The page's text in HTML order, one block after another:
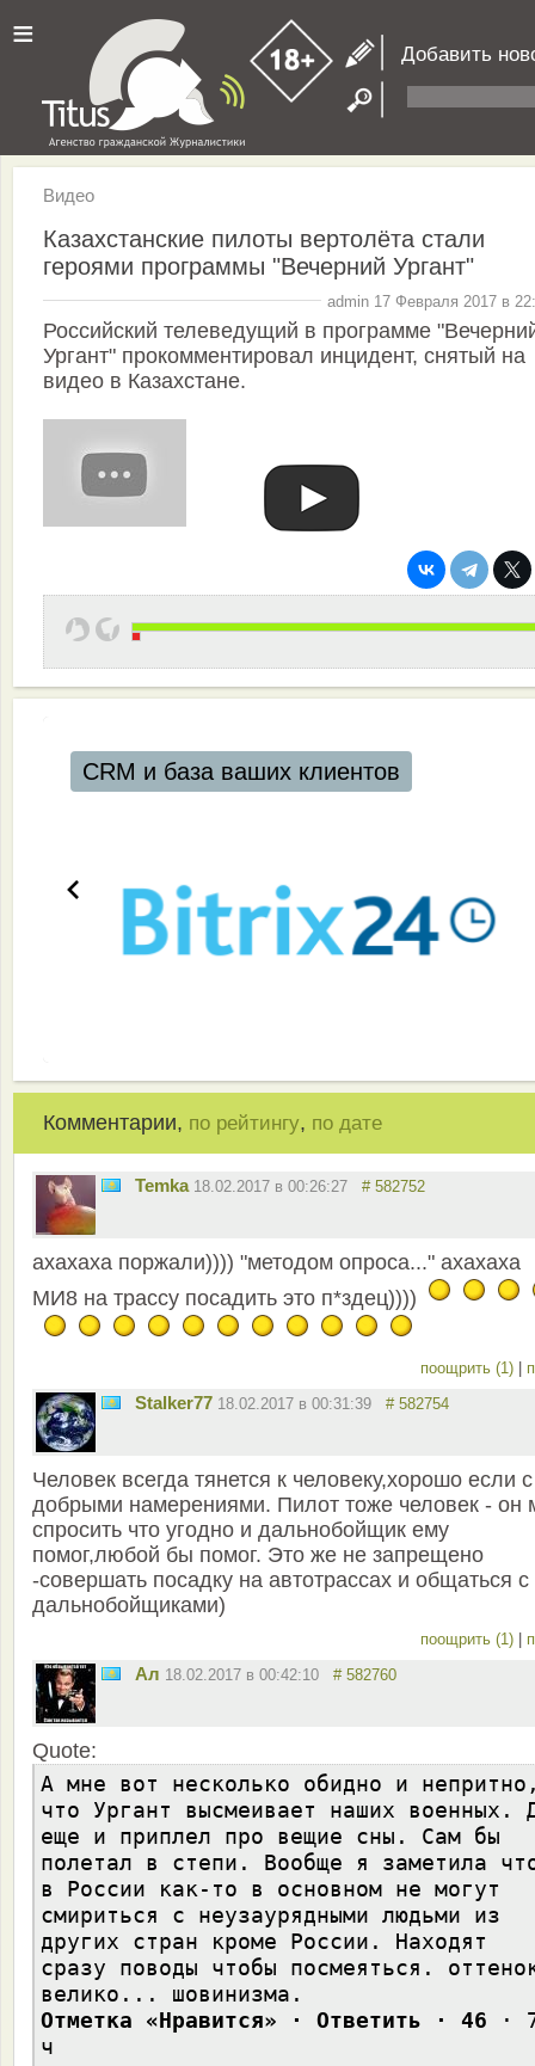
≡ Добавить
Видео
Казахстанские пилоты вертолёта стали
героями программы "Вечерний Ургант"
admin 17 Февраля 2017 в
Российский телеведущий в программе
Ургант" прокомментировал инцидент, снятый на
видео в Казахстане.
CRM и база ваших клиентов
Комментарии, по рейтингу, по дате
Temka 18.02.2017 в 00:26:27 # 582752
ахахаха поржали)))) "методом опроса..." ахахаха
МИ8 на трассу посадить это п*здец))))
поощрить (1)
Stalker77 18.02.2017 в 00:31:39 # 582754
Человек всегда тянется к человеку,хорошо если с
добрыми намерениями. Пилот тоже человек - он
спросить что угодно и дальнобойщик ему
помог,любой бы помог. Это же не запрещено
-совершать посадку на автотрассах и общаться с
дальнобойщиками)
поощрить (1)
Ал 18.02.2017 в 00:42:10 # 582760
Quote:
А мне вот несколько обидно и
что Ургант высмеивает наших военных.
еще и приплел про вещие сны. Сам бы
полетал в степи. Вообще я заметила
в России как-то в основном не могут
смириться с неузаурядными людьми из
других стран кроме России. Находят
сразу поводы чтобы посмеяться.
велико... шовинизма.
Отметка «Нравится» · Ответить · 46 ·
ч